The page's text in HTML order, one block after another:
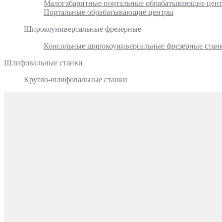
Малогабаритные портальные обрабатывающие
Портальные обрабатывающие центры
Широкоуниверсальные фрезерные
Консольные широкоуниверсальные фрезерные
Шлифовальные станки
Кругло-шлифовальные станки